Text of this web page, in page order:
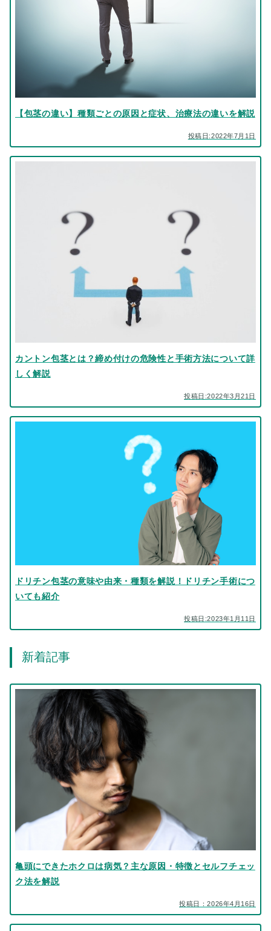
【包茎の違い】種類ごとの原因と症状、治療法の違いを解説
投稿日:2022年7月1日
カントン包茎とは？締め付けの危険性と手術方法について詳
しく解説
投稿日:2022年3月21日
ドリチン包茎の意味や由来・種類を解説！ドリチン手術につ
いても紹介
投稿日:2023年1月11日
新着記事
亀頭にできたホクロは病気？主な原因・特徴とセルフチェッ
ク法を解説
投稿日：2026年4月16日